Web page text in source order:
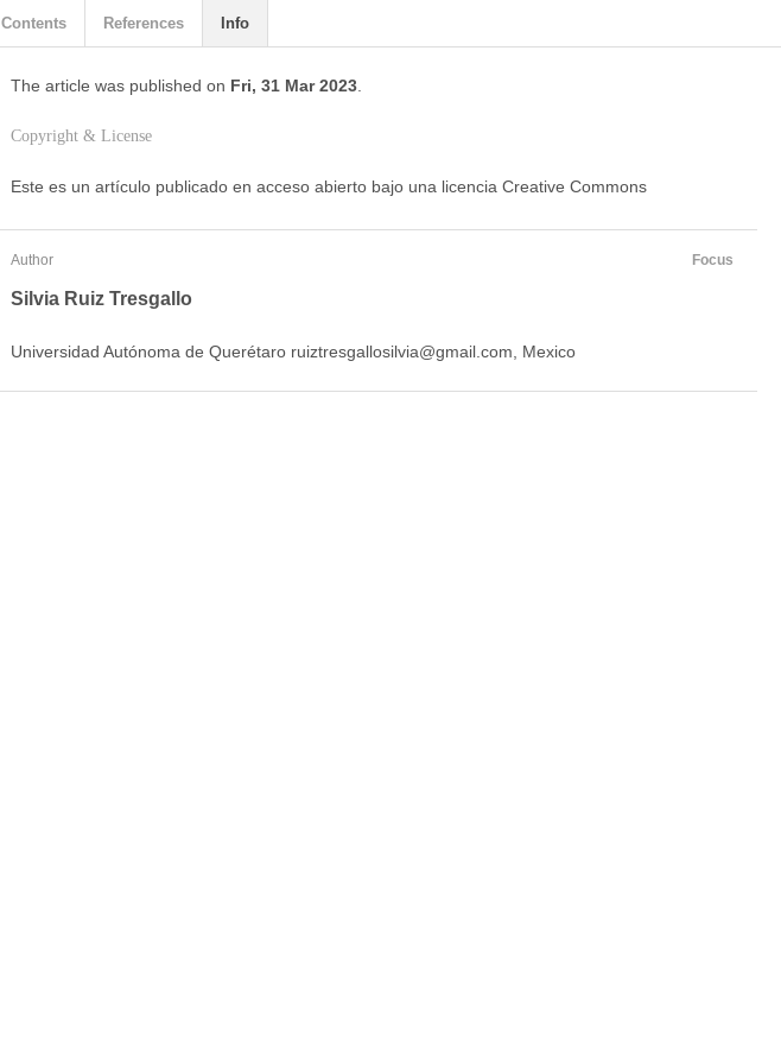
The article was published on Fri, 31 Mar 2023
Copyright & License
Este es un artículo publicado en acceso abierto bajo una licencia Creative Commons
Author Focus
Silvia Ruiz Tresgallo
Universidad Autónoma de Querétaro ruiztresgallosilvia@gmail.com, Mexico
Contents References Info